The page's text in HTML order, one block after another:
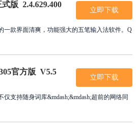
版 2.4.629.400
一款界面清爽，功能强大的五笔输入法软件。Q
立即下载
官方版 V5.5
支持随身词库&mdash;&mdash;超前的网络同
立即下载